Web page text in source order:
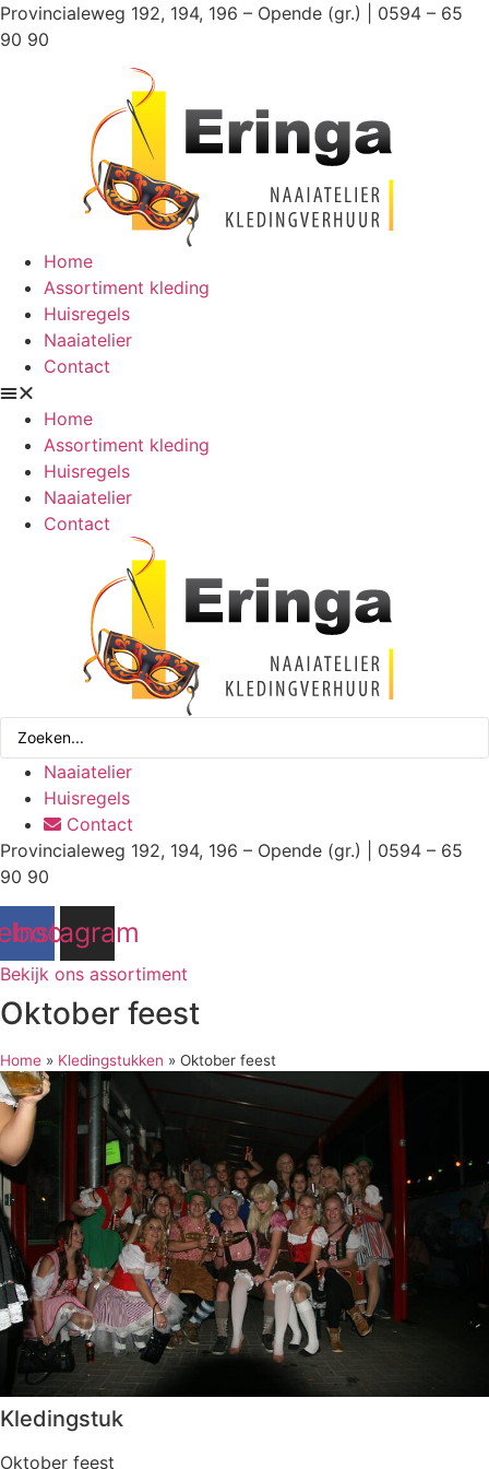
Ga
naar
Provincialeweg 192, 194, 196 – Opende (gr.) | 0594 – 65
90 90
Home
Assortiment kleding
Huisregels
Naaiatelier
Contact
Home
Assortiment kleding
Huisregels
Naaiatelier
Contact
Search
Naaiatelier
Huisregels
Contact
Provincialeweg 192, 194, 196 – Opende (gr.) | 0594 – 65
90 90
Instagram
Bekijk ons assortiment
Oktober feest
Home » Kledingstukken » Oktober feest
Kledingstuk
Oktober feest